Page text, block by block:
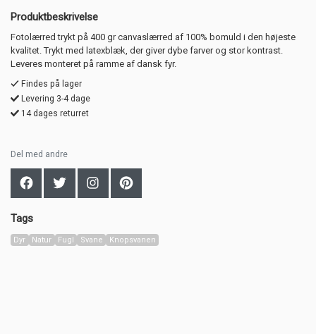
Produktbeskrivelse
Fotolærred trykt på 400 gr canvaslærred af 100% bomuld i den højeste
kvalitet. Trykt med latexblæk, der giver dybe farver og stor kontrast.
Leveres monteret på ramme af dansk fyr.
Findes på lager
Levering 3-4 dage
14 dages returret
Del med andre
Tags
Dyr Natur Fugl Svane Knopsvanen